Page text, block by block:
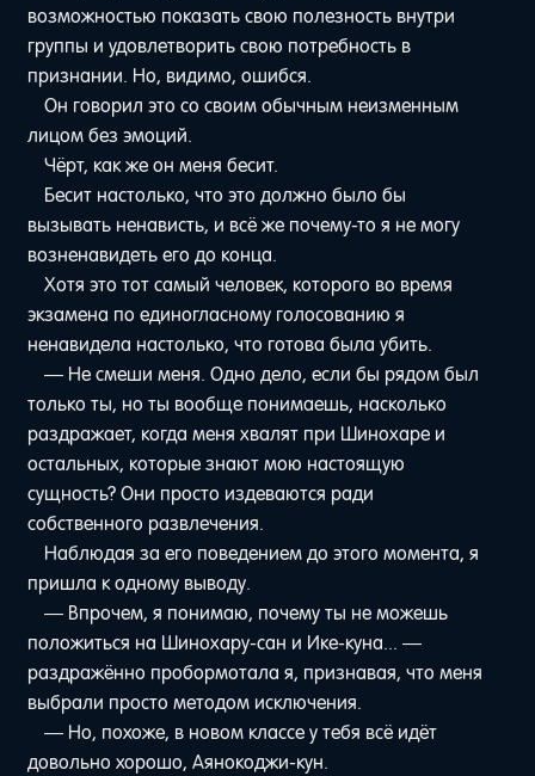
возможностью показать свою полезность внутри
группы и удовлетворить свою потребность в
признании. Но, видимо, ошибся.
Он говорил это со своим обычным неизменным
лицом без эмоций.
Чёрт, как же он меня бесит.
Бесит настолько, что это должно было бы
вызывать ненависть, и всё же почему-то я не могу
возненавидеть его до конца.
Хотя это тот самый человек, которого во время
экзамена по единогласному голосованию я
ненавидела настолько, что готова была убить.
— Не смеши меня. Одно дело, если бы рядом был
только ты, но ты вообще понимаешь, насколько
раздражает, когда меня хвалят при Шинохаре и
остальных, которые знают мою настоящую
сущность? Они просто издеваются ради
собственного развлечения.
Наблюдая за его поведением до этого момента, я
пришла к одному выводу.
— Впрочем, я понимаю, почему ты не можешь
положиться на Шинохару-сан и Ике-куна... —
раздражённо пробормотала я, признавая, что меня
выбрали просто методом исключения.
— Но, похоже, в новом классе у тебя всё идёт
довольно хорошо, Аянокоджи-кун.